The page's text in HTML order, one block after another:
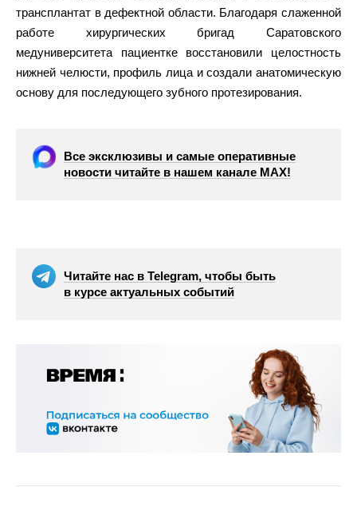
трансплантат в дефектной области. Благодаря слаженной
работе хирургических бригад Саратовского
медуниверситета пациентке восстановили целостность
нижней челюсти, профиль лица и создали анатомическую
основу для последующего зубного протезирования.
Все эксклюзивы и самые оперативные
новости читайте в нашем канале МАХ!
Читайте нас в Telegram, чтобы быть
в курсе актуальных событий